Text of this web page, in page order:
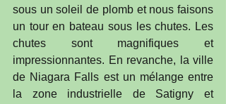
sous un soleil de plomb et nous faisons
un tour en bateau sous les chutes. Les
chutes sont magnifiques et
impressionnantes. En revanche, la ville
de Niagara Falls est un mélange entre
la zone industrielle de Satigny et